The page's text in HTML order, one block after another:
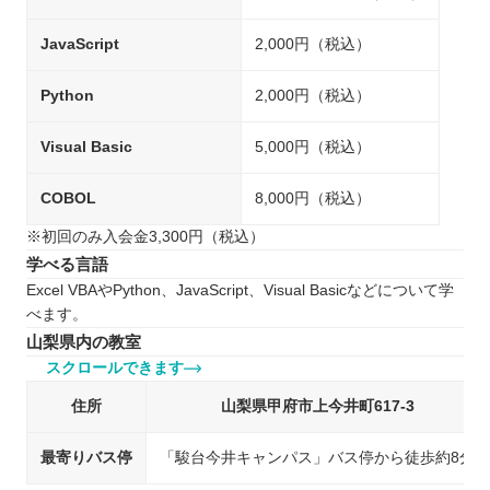
JavaScript 2,000円（税込）
Python 2,000円（税込）
Visual Basic 5,000円（税込）
COBOL 8,000円（税込）
※初回のみ入会金3,300円（税込）
学べる言語
Excel VBAやPython、JavaScript、Visual Basicなどについて学
べます。
山梨県内の教室
スクロールできます
住所 山梨県甲府市上今井町617-3
最寄りバス停 「駿台今井キャンパス」バス停から徒歩約8分